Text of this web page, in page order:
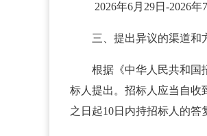
2026年6月29日-2026年
三、提出异议的渠道和
根据《中华人民共和国
标人提出。招标人应当自收
之日起10日内持招标人的答